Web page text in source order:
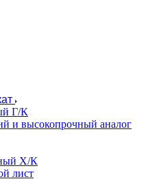
Г/К
и высокопрочный аналог
Х/К
лист